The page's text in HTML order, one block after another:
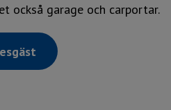
också garage och carportar.